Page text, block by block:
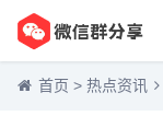
首页 > 热点资讯